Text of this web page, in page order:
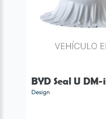
BYD Seal U DM-i
Design